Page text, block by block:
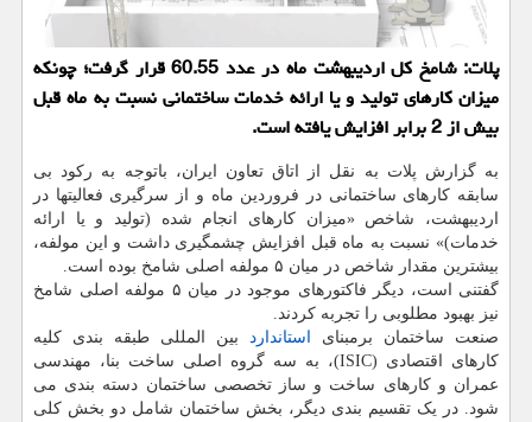
پلات: شامخ كل اردیبهشت ماه در عدد 60.55 قرار گرفت؛ چونكه
میزان كارهای تولید و یا ارائه خدمات ساختمانی نسبت به ماه قبل
بیش از 2 برابر افزایش یافته است.
به گزارش پلات به نقل از اتاق تعاون ایران، باتوجه به رکود بی
سابقه کارهای ساختمانی در فروردین ماه و از سرگیری فعالیتها در
اردیبهشت، شاخص «میزان کارهای انجام شده (تولید و یا ارائه
خدمات)» نسبت به ماه قبل افزایش چشمگیری داشت و این مولفه،
بیشترین مقدار شاخص در میان ۵ مولفه اصلی شامخ بوده است.
گفتنی است، دیگر فاکتورهای موجود در میان ۵ مولفه اصلی شامخ
نیز بهبود مطلوبی را تجربه کردند.
صنعت ساختمان برمبنای
استاندارد بین المللی طبقه بندی کلیه
کارهای اقتصادی (ISIC)، به سه گروه اصلی ساخت بنا، مهندسی
عمران و کارهای ساخت و ساز تخصصی ساختمان دسته بندی می
شود. در یک تقسیم بندی دیگر، بخش ساختمان شامل دو بخش کلی